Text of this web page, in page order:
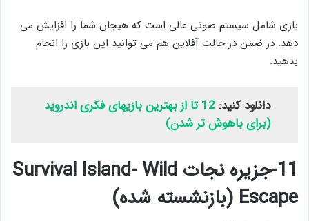
بازی شامل سیستم صوتی عالی است که هیجان شما را افزایش می
دهد. در ضمن در حالت آفلاین هم می توانید این بازی را انجام
بدهید.
دانلود کنید:
12 تا از بهترین بازیهای فکری اندروید
(برای باهوش تر شدن)
11-جزیره نجات Survival Island- Wild
Escape (بازنشسته شده)